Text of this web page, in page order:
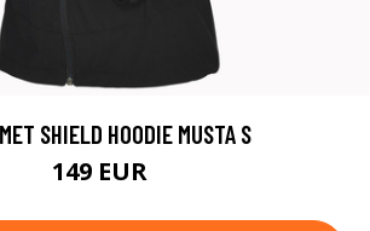
SHIELD HOODIE MUSTA S
149 EUR